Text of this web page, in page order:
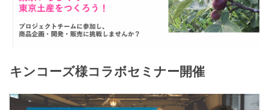
キンコーズ様コラボセミナー開催